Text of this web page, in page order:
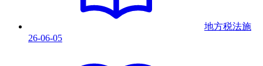
地方税法施
26-06-05